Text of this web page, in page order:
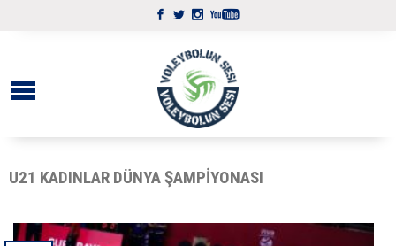
U21 KADINLAR DÜNYA ŞAMPIYONASI